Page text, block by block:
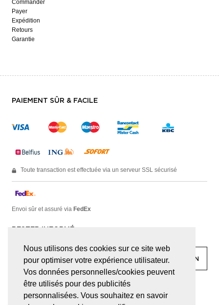
Nous utilisons des cookies sur ce site web
pour optimiser votre expérience utilisateur.
Vos données personnelles/cookies peuvent
être utilisés pour des publicités
personnalisées. Vous souhaitez en savoir
Commander
Payer
Expédition
Retours
Garantie
PAIEMENT SÛR & FACILE
Toute transaction est effectuée via un serveur SSL sécurisé
Envoi sûr et assuré via FedEx
facebook linkedin